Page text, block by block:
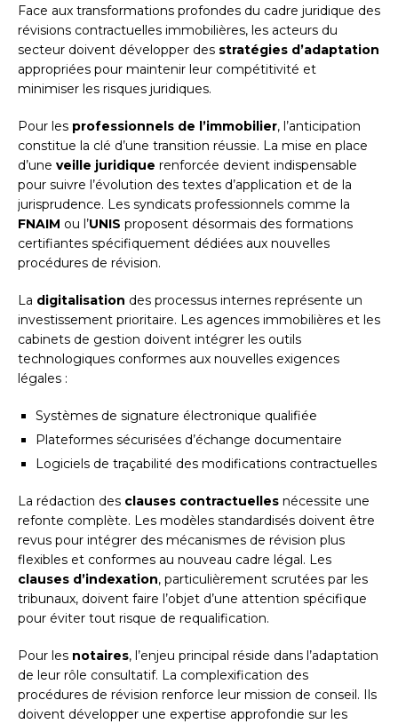
Face aux transformations profondes du cadre juridique des
révisions contractuelles immobilières, les acteurs du
secteur doivent développer des stratégies d’adaptation
appropriées pour maintenir leur compétitivité et
minimiser les risques juridiques.
Pour les professionnels de l’immobilier, l’anticipation
constitue la clé d’une transition réussie. La mise en place
d’une veille juridique renforcée devient indispensable
pour suivre l’évolution des textes d’application et de la
jurisprudence. Les syndicats professionnels comme la
FNAIM ou l’UNIS proposent désormais des formations
certifiantes spécifiquement dédiées aux nouvelles
procédures de révision.
La digitalisation des processus internes représente un
investissement prioritaire. Les agences immobilières et les
cabinets de gestion doivent intégrer les outils
technologiques conformes aux nouvelles exigences
légales :
Systèmes de signature électronique qualifiée
Plateformes sécurisées d’échange documentaire
Logiciels de traçabilité des modifications contractuelles
La rédaction des clauses contractuelles nécessite une
refonte complète. Les modèles standardisés doivent être
revus pour intégrer des mécanismes de révision plus
flexibles et conformes au nouveau cadre légal. Les
clauses d’indexation, particulièrement scrutées par les
tribunaux, doivent faire l’objet d’une attention spécifique
pour éviter tout risque de requalification.
Pour les notaires, l’enjeu principal réside dans l’adaptation
de leur rôle consultatif. La complexification des
procédures de révision renforce leur mission de conseil. Ils
doivent développer une expertise approfondie sur les